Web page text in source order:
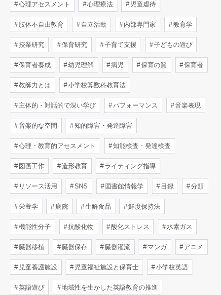
心理アセスメント 心理療法 児童虐待
肢体不自由教育 自立活動 内部専門家 教育学
授業研究 保育研究 子育て支援 子どもの遊び
保育者養成 幼児理解 病児 保育の質 保育者
教師力とは 小学校算数科教育法
主体的・対話的で深い学び パフォーマンス 音楽表現
音楽的な空間 知的障害・発達障害
心理・教育的アセスメント 知能検査・発達検査
図画工作 造形教育 ライティング指導
リソース活用 SNS 図書館情報学 目録 分類
栄養学 病院 生鮮食品 鮮度保持法
機能性分子 抗酸化物 酸化ストレス 水素ガス
臓器移植 臓器保存 臓器灌流 マンガ アニメ
児童養護施設 児童福祉施設と保育士 小学校英語
英語遊び 地域性を生かした英語教育の推進